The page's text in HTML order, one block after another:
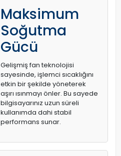
Maksimum
Soğutma
Gücü
Gelişmiş fan teknolojisi
sayesinde, işlemci sıcaklığını
etkin bir şekilde yöneterek
aşırı ısınmayı önler. Bu sayede
bilgisayarınız uzun süreli
kullanımda dahi stabil
performans sunar.